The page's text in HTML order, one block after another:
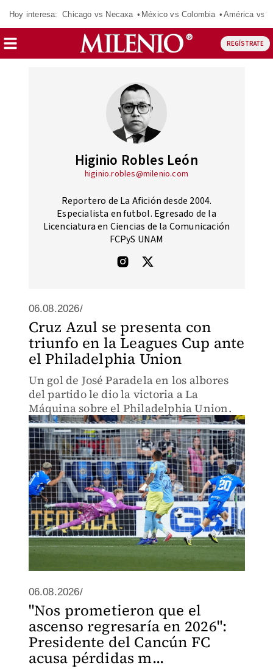
Hoy interesa: Chicago vs Necaxa México vs Colombia América vs
REGÍSTRATE
Higinio Robles León
higinio.robles@milenio.com
Reportero de La Afición desde 2004.
Especialista en futbol. Egresado de la
Licenciatura en Ciencias de la Comunicación
FCPyS UNAM
06.08.2026/
Cruz Azul se presenta con
triunfo en la Leagues Cup ante
el Philadelphia Union
Un gol de José Paradela en los albores
del partido le dio la victoria a La
Máquina sobre el Philadelphia Union.
06.08.2026/
"Nos prometieron que el
ascenso regresaría en 2026":
Presidente del Cancún FC
acusa pérdidas m...